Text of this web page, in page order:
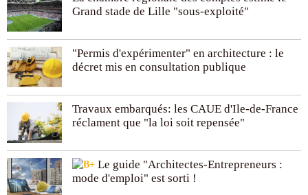
Grand stade de Lille "sous-exploité"
"Permis d'expérimenter" en architecture : le
décret mis en consultation publique
Travaux embarqués: les CAUE d'Ile-de-France
réclament que "la loi soit repensée"
Le guide "Architectes-Entrepreneurs :
mode d'emploi" est sorti !